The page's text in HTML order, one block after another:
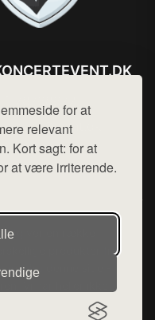
for at
relevant
Kort sagt: for at
at være irriterende.
hej@want.dk
Cookie- og privatlivspolitik
udgiver en række
produkter fra
fra denne side - vi
Vi har heller ikke